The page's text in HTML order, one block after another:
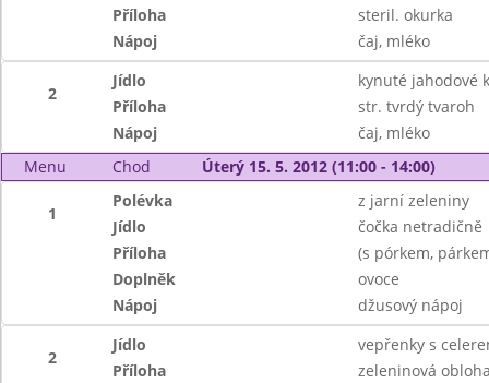
Příloha
steril. okurka
Nápoj
čaj, mléko
2
Jídlo
kynuté jahodové
Příloha
str. tvrdý tvaroh
Nápoj
čaj, mléko
Menu
Chod Úterý 15. 5. 2012 (11:00 - 14:00)
1
Polévka
z jarní zeleniny
Jídlo
čočka netradičně
Příloha
(s pórkem,
Doplněk
ovoce
Nápoj
džusový nápoj
2
Jídlo
vepřenky s
Příloha
zeleninová